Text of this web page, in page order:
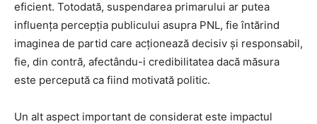
eficient. Totodată, suspendarea primarului ar putea
influența percepția publicului asupra PNL, fie întărind
imaginea de partid care acționează decisiv și responsabil,
fie, din contră, afectându-i credibilitatea dacă măsura
este percepută ca fiind motivată politic.
Un alt aspect important de considerat este impactul